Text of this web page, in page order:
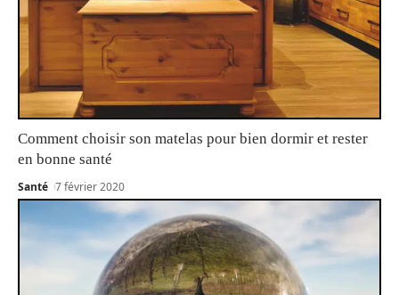
Comment choisir son matelas pour bien dormir et rester
en bonne santé
Santé 7 février 2020